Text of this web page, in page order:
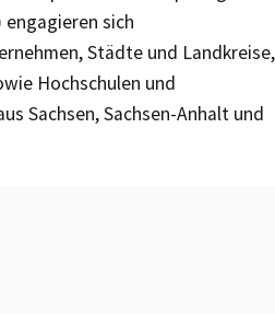
sich
Städte und Landkreise,
Hochschulen und
Sachsen, Sachsen-Anhalt und